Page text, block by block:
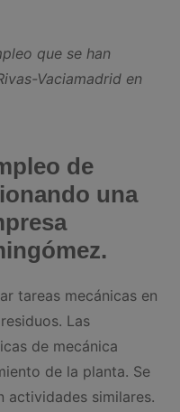
que se han
Vaciamadrid en
de
una
tareas mecánicas en
Las
de mecánica
de la planta. Se
actividades similares.